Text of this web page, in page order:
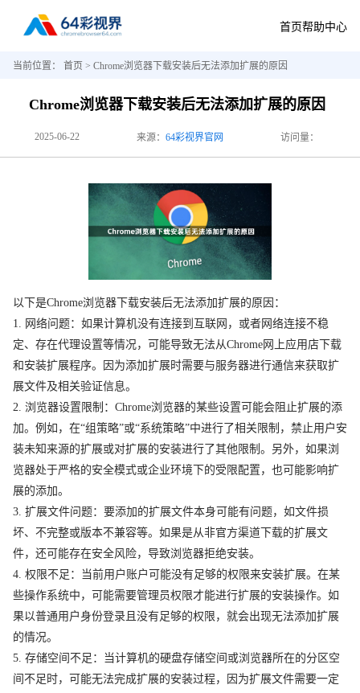
首页帮助中心
当前位置： 首页 > Chrome浏览器下载安装后无法添加扩展的原因
Chrome浏览器下载安装后无法添加扩展的原因
2025-06-22 来源： 64彩视界官网 访问量：
以下是Chrome浏览器下载安装后无法添加扩展的原因：
1. 网络问题：如果计算机没有连接到互联网，或者网络连接不稳
定、存在代理设置等情况，可能导致无法从Chrome网上应用店下载
和安装扩展程序。因为添加扩展时需要与服务器进行通信来获取扩
展文件及相关验证信息。
2. 浏览器设置限制：Chrome浏览器的某些设置可能会阻止扩展的添
加。例如，在“组策略”或“系统策略”中进行了相关限制，禁止用户安
装未知来源的扩展或对扩展的安装进行了其他限制。另外，如果浏
览器处于严格的安全模式或企业环境下的受限配置，也可能影响扩
展的添加。
3. 扩展文件问题：要添加的扩展文件本身可能有问题，如文件损
坏、不完整或版本不兼容等。如果是从非官方渠道下载的扩展文
件，还可能存在安全风险，导致浏览器拒绝安装。
4. 权限不足：当前用户账户可能没有足够的权限来安装扩展。在某
些操作系统中，可能需要管理员权限才能进行扩展的安装操作。如
果以普通用户身份登录且没有足够的权限，就会出现无法添加扩展
的情况。
5. 存储空间不足：当计算机的硬盘存储空间或浏览器所在的分区空
间不足时，可能无法完成扩展的安装过程，因为扩展文件需要一定